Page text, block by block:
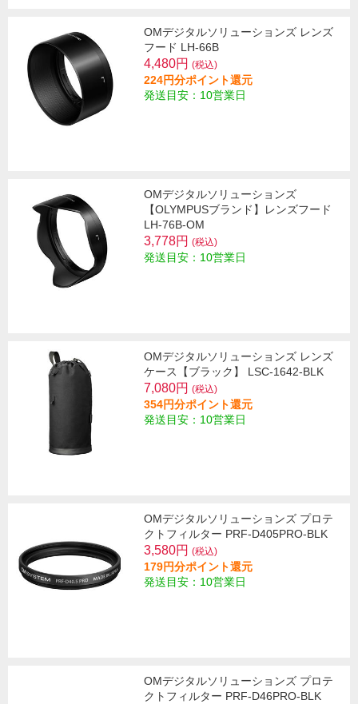
OMデジタルソリューションズ レンズ
フード LH-66B
4,480円 (税込)
224円分ポイント還元
発送目安：10営業日
OMデジタルソリューションズ
【OLYMPUSブランド】レンズフード
LH-76B-OM
3,778円 (税込)
発送目安：10営業日
OMデジタルソリューションズ レンズ
ケース【ブラック】 LSC-1642-BLK
7,080円 (税込)
354円分ポイント還元
発送目安：10営業日
OMデジタルソリューションズ プロテ
クトフィルター PRF-D405PRO-BLK
3,580円 (税込)
179円分ポイント還元
発送目安：10営業日
OMデジタルソリューションズ プロテ
クトフィルター PRF-D46PRO-BLK